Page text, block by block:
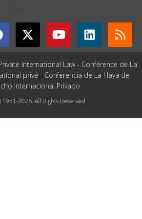
International Law - Conférence de La
privé - Conferencia de La Haya de
Internacional Privado
1951-2026. All Rights Reserved.